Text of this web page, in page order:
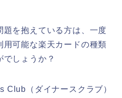
題を抱えている方は、一度
可能な楽天カードの種類
でしょうか？
Club（ダイナースクラブ）